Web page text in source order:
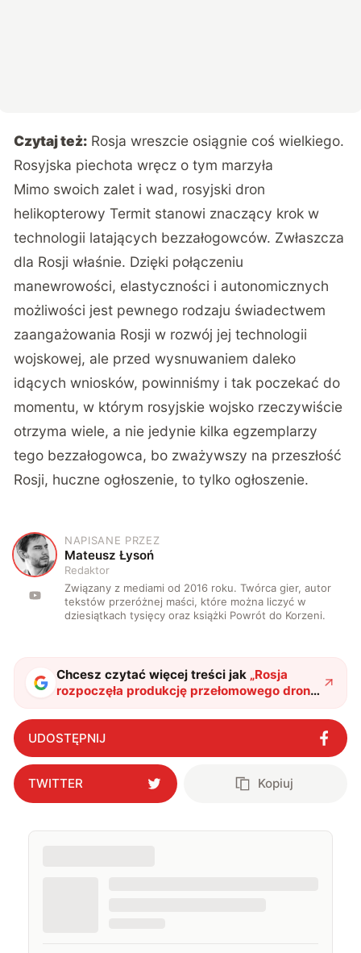
Czytaj też: Rosja wreszcie osiągnie coś wielkiego.
Rosyjska piechota wręcz o tym marzyła
Mimo swoich zalet i wad, rosyjski dron
helikopterowy Termit stanowi znaczący krok w
technologii latających bezzałogowców. Zwłaszcza
dla Rosji właśnie. Dzięki połączeniu
manewrowości, elastyczności i autonomicznych
możliwości jest pewnego rodzaju świadectwem
zaangażowania Rosji w rozwój jej technologii
wojskowej, ale przed wysnuwaniem daleko
idących wniosków, powinniśmy i tak poczekać do
momentu, w którym rosyjskie wojsko rzeczywiście
otrzyma wiele, a nie jedynie kilka egzemplarzy
tego bezzałogowca, bo zważywszy na przeszłość
Rosji, huczne ogłoszenie, to tylko ogłoszenie.
M
NAPISANE PRZEZ
Mateusz Łysoń
Redaktor
Związany z mediami od 2016 roku. Twórca gier, autor
tekstów przeróżnej maści, które można liczyć w
dziesiątkach tysięcy oraz książki Powrót do Korzeni.
Chcesz czytać więcej treści jak „Rosja
rozpoczęła produkcję przełomowego drona.
Jak wiele zmieni Termit?"?
UDOSTĘPNIJ
TWITTER Kopiuj